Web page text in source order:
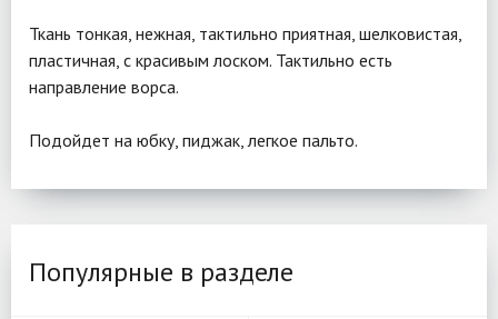
Ткань тонкая, нежная, тактильно приятная, шелковистая,
пластичная, с красивым лоском. Тактильно есть
направление ворса.
Подойдет на юбку, пиджак, легкое пальто.
Популярные в разделе